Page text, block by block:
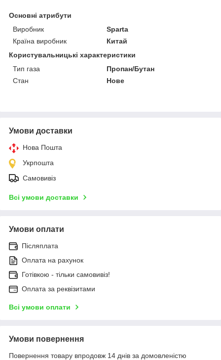
Основні атрибути
Виробник
Sparta
Країна виробник
Китай
Користувальницькі характеристики
Тип газа
Пропан/Бутан
Стан
Нове
Умови доставки
Нова Пошта
Укрпошта
Самовивіз
Всі умови доставки
Умови оплати
Післяплата
Оплата на рахунок
Готівкою - тільки самовивіз!
Оплата за реквізитами
Всі умови оплати
Умови повернення
Повернення товару впродовж 14 днів за домовленістю